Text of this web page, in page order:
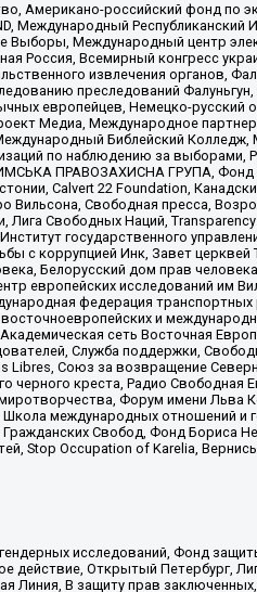
Американо-российский фонд по
Международный Республиканский
Международный центр
Всемирный конгресс
извлечения органов,
преследований
европейцев, Немецко-русский
Медиа, Международное
Библейский
по наблюдению за
ПРАВОЗАХИСНА ГРУПА, Фонд
Calvert 22 Foundation,
Свободная пресса,
Свободных Наций,
государственного
с коррупцией Инк, Завет
Белорусский дом прав
европейских исследований им
федерация
и
сеть Восточная
Служба поддержки,
Libres, Союз за возвращение
черного креста, Радио Свободная
Форум имени Льва
международных отношений и
Свобод, Фонд Бориса
Stop Occupation of Karelia,
исследований, Фонд
Открытый Петербург,
В защиту прав заключенных,